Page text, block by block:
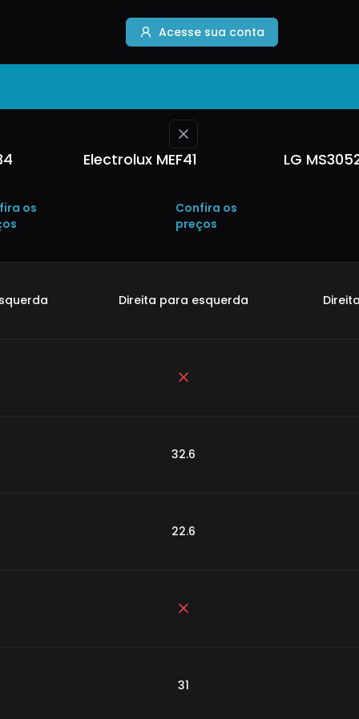
Acesse sua conta
os
Electrolux MEF41
Confira os
preços
LG
Direita para esquerda
32.6
22.6
31